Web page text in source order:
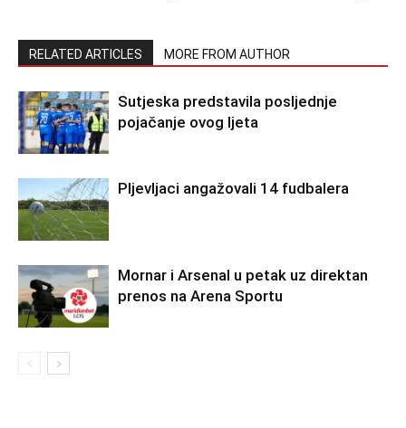
RELATED ARTICLES MORE FROM AUTHOR
Sutjeska predstavila posljednje
pojačanje ovog ljeta
Pljevljaci angažovali 14 fudbalera
Mornar i Arsenal u petak uz direktan
prenos na Arena Sportu